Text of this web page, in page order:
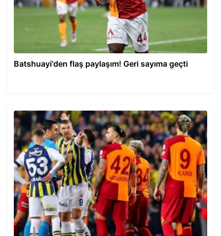
Batshuayi'den flaş paylaşım! Geri sayıma geçti